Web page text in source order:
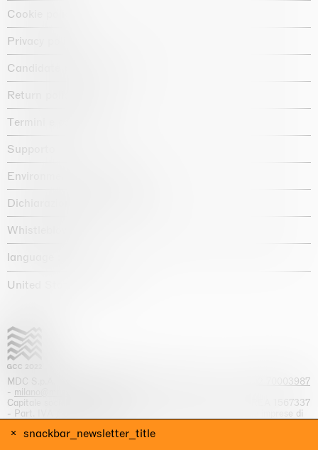
snackbar_newsletter_title
Cookie policy
Privacy policy
Candidate privacy notice
Return policy shop
Termini e condizioni
Supporto
Environmental statement
Dichiarazione di accessibilità
Whistleblowing
language :
United States / USD $
MDC S.p.A. -
+39 02 70003987
- milano@massimodecarlo.com
Capitale sociale interamente versato: EUR 1.514.762,00 – REA 1567337
- Part. IVA / C.F. 12584550151 - Iscrizione al Registro delle imprese di